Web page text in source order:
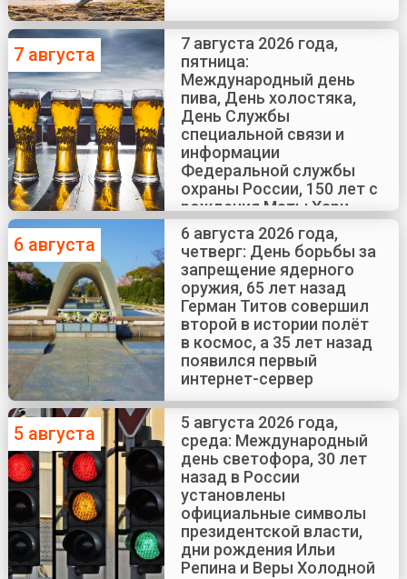
7 августа
7 августа 2026 года,
пятница:
Международный день
пива, День холостяка,
День Службы
специальной связи и
информации
Федеральной службы
охраны России, 150 лет с
рождения Маты Хари
6 августа
6 августа 2026 года,
четверг: День борьбы за
запрещение ядерного
оружия, 65 лет назад
Герман Титов совершил
второй в истории полёт
в космос, а 35 лет назад
появился первый
интернет-сервер
5 августа
5 августа 2026 года,
среда: Международный
день светофора, 30 лет
назад в России
установлены
официальные символы
президентской власти,
дни рождения Ильи
Репина и Веры Холодной